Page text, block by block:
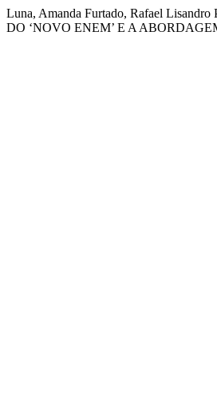
Luna, Amanda Furtado, Rafael
DO ‘NOVO ENEM’ E A